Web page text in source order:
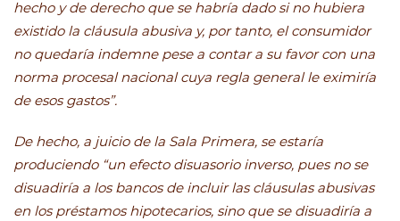
hecho y de derecho que se habría dado si no hubiera
existido la cláusula abusiva y, por tanto, el consumidor
no quedaría indemne pese a contar a su favor con una
norma procesal nacional cuya regla general le eximiría
de esos gastos”.
De hecho, a juicio de la Sala Primera, se estaría
produciendo “un efecto disuasorio inverso, pues no se
disuadiría a los bancos de incluir las cláusulas abusivas
en los préstamos hipotecarios, sino que se disuadiría a